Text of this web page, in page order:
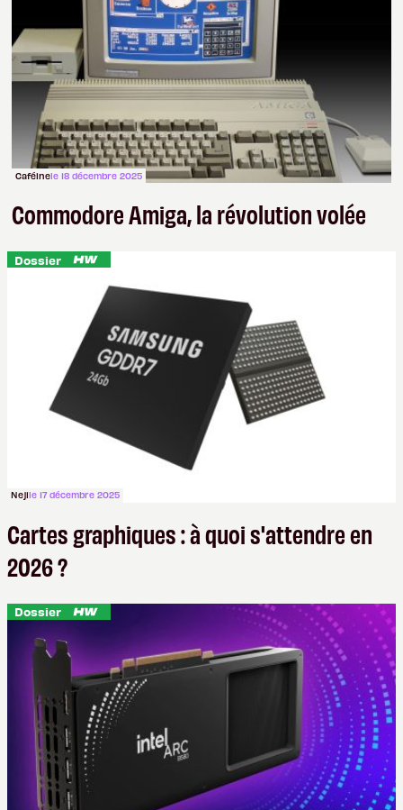
Caféinele 18 décembre 2025
Commodore Amiga, la révolution volée
Dossier
Nejile 17 décembre 2025
Cartes graphiques : à quoi s'attendre en
2026 ?
Dossier